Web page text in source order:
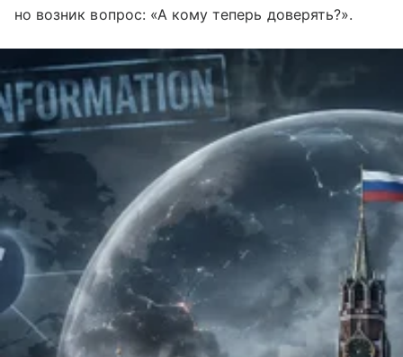
но возник вопрос: «А кому теперь доверять?».